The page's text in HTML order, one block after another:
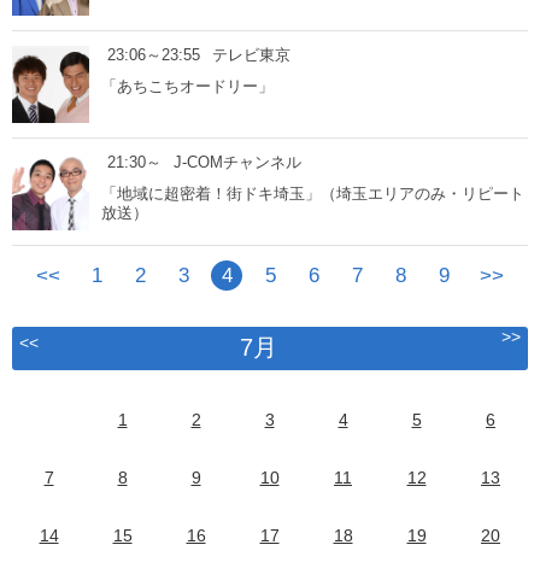
23:06～23:55
テレビ東京
「あちこちオードリー」
21:30～
J-COMチャンネル
「地域に超密着！街ドキ埼玉」（埼玉エリアのみ・リピート
放送）
<< 1 2 3 4 5 6 7 8 9 >>
<< 7月 >>
1 2 3 4 5 6
7 8 9 10 11 12 13
14 15 16 17 18 19 20